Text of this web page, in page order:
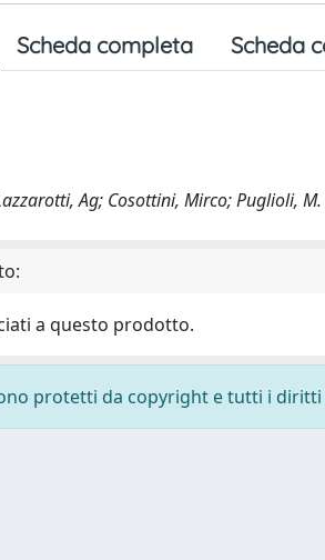
Scheda completa Scheda
Ag; Cosottini, Mirco; Puglioli, M.
a questo prodotto.
protetti da copyright e tutti i